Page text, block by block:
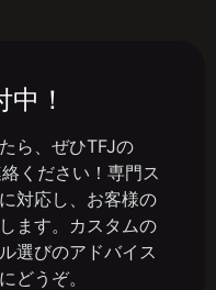
！
ら、ぜひTFJの
ください！専門ス
対応し、お客様の
ます。カスタムの
選びのアドバイス
どうぞ。